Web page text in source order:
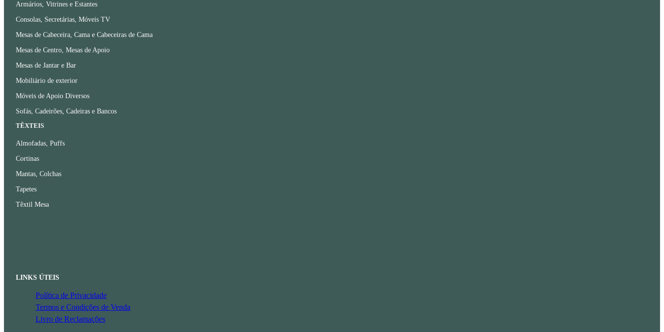
Armários, Vitrines e Estantes
Consolas, Secretárias, Móveis TV
Mesas de Cabeceira, Cama e Cabeceiras de Cama
Mesas de Centro, Mesas de Apoio
Mesas de Jantar e Bar
Mobiliário de exterior
Móveis de Apoio Diversos
Sofás, Cadeirões, Cadeiras e Bancos
TÊXTEIS
Almofadas, Puffs
Cortinas
Mantas, Colchas
Tapetes
Têxtil Mesa
LINKS ÚTEIS
Política de Privacidade
Termos e Condições de Venda
Livro de Reclamações